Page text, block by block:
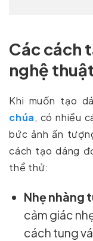
Các cách
nghệ
Khi muốn tạo
chúa, có nhiều
bức ảnh ấn
cách tạo dáng
thể thử:
Nhẹ nhàng
cảm giác
cách tung